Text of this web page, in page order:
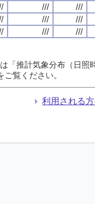
///
///
///
///
/// ///
「推計気象分布（日
ご覧ください。
利用される